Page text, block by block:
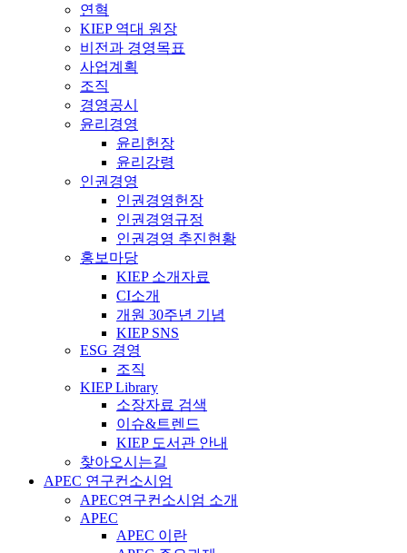
연혁
KIEP 역대 원장
비전과 경영목표
사업계획
조직
경영공시
윤리경영
윤리헌장
윤리강령
인권경영
인권경영헌장
인권경영규정
인권경영 추진현황
홍보마당
KIEP 소개자료
CI소개
개원 30주년 기념
KIEP SNS
ESG 경영
조직
KIEP Library
소장자료 검색
이슈&트렌드
KIEP 도서관 안내
찾아오시는길
APEC 연구컨소시엄
APEC연구컨소시엄 소개
APEC
APEC 이란